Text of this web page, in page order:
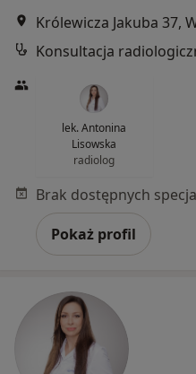
Królewicza Jakuba 37,
Konsultacja
lek. Antonina
Lisowska
radiolog
Pokaż profil